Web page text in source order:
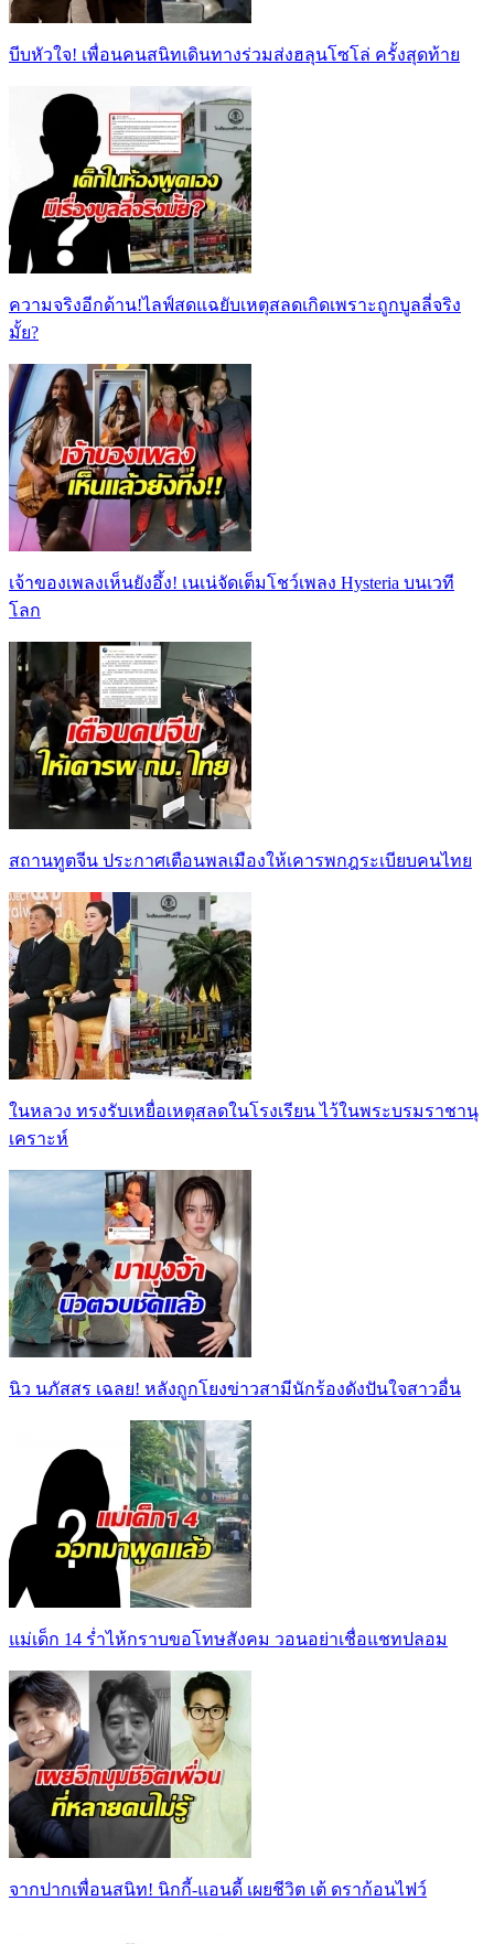
บีบหัวใจ! เพื่อนคนสนิทเดินทางร่วมส่งฮลุนโซโล่ ครั้งสุดท้าย
ความจริงอีกด้าน!ไลฟ์สดแฉยับเหตุสลดเกิดเพราะถูกบูลลี่จริง
มั้ย?
เจ้าของเพลงเห็นยังอึ้ง! เนเน่จัดเต็มโชว์เพลง Hysteria บนเวที
โลก
สถานทูตจีน ประกาศเตือนพลเมืองให้เคารพกฎระเบียบคนไทย
ในหลวง ทรงรับเหยื่อเหตุสลดในโรงเรียน ไว้ในพระบรมราชานุ
เคราะห์
นิว นภัสสร เฉลย! หลังถูกโยงข่าวสามีนักร้องดังปันใจสาวอื่น
แม่เด็ก 14 ร่ำไห้กราบขอโทษสังคม วอนอย่าเชื่อแชทปลอม
จากปากเพื่อนสนิท! นิกกี้-แอนดี้ เผยชีวิต เต้ ดราก้อนไฟว์